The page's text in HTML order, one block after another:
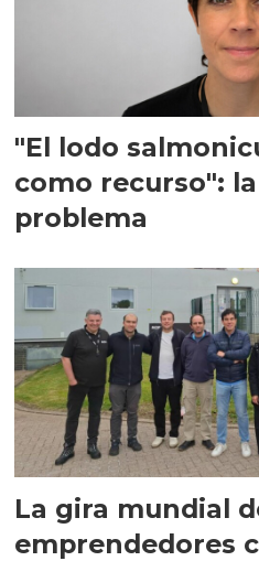
"El lodo
como recurso":
problema
La gira mundial
emprendedores